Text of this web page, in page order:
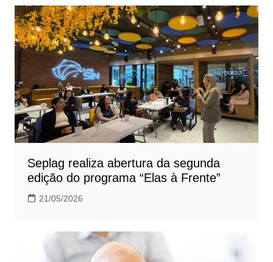
Seplag realiza abertura da segunda
edição do programa “Elas à Frente”
21/05/2026